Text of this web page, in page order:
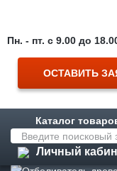
Пн. - пт. с 9.00 до
ОСТАВИТЬ
Заказать звонок
Каталог
Личный
Все лето при
Главная Каталог ЛКМ